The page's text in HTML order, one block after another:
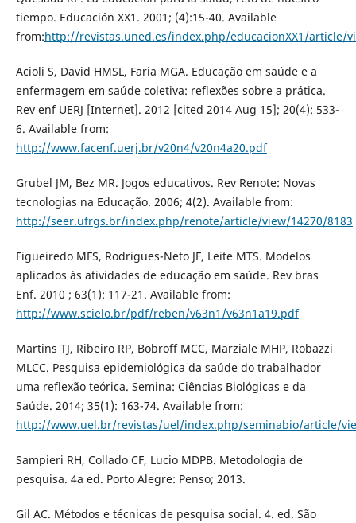
tiempo. Educación XX1. 2001; (4):15-40. Available
from:http://revistas.uned.es/index.php/educacionXX1/article/
Acioli S, David HMSL, Faria MGA. Educação em saúde e a
enfermagem em saúde coletiva: reflexões sobre a prática.
Rev enf UERJ [Internet]. 2012 [cited 2014 Aug 15]; 20(4): 533-
6. Available from:
http://www.facenf.uerj.br/v20n4/v20n4a20.pdf
Grubel JM, Bez MR. Jogos educativos. Rev Renote: Novas
tecnologias na Educação. 2006; 4(2). Available from:
http://seer.ufrgs.br/index.php/renote/article/view/14270/8183
Figueiredo MFS, Rodrigues-Neto JF, Leite MTS. Modelos
aplicados às atividades de educação em saúde. Rev bras
Enf. 2010 ; 63(1): 117-21. Available from:
http://www.scielo.br/pdf/reben/v63n1/v63n1a19.pdf
Martins TJ, Ribeiro RP, Bobroff MCC, Marziale MHP, Robazzi
MLCC. Pesquisa epidemiológica da saúde do trabalhador
uma reflexão teórica. Semina: Ciências Biológicas e da
Saúde. 2014; 35(1): 163-74. Available from:
http://www.uel.br/revistas/uel/index.php/seminabio/article/
Sampieri RH, Collado CF, Lucio MDPB. Metodologia de
pesquisa. 4a ed. Porto Alegre: Penso; 2013.
Gil AC. Métodos e técnicas de pesquisa social. 4. ed. São